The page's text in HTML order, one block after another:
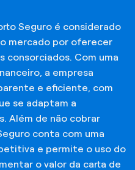
Seguro é considerado
mercado por oferecer
consorciados. Com uma
a empresa
e eficiente, com
se adaptam a
Além de não cobrar
conta com uma
e permite o uso do
o valor da carta de